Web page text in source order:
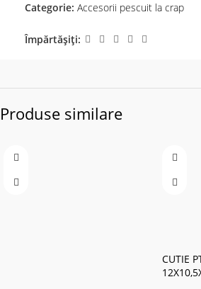
Categorie: Accesorii pescuit la crap
Împărtășiți:
Produse similare
CUTIE